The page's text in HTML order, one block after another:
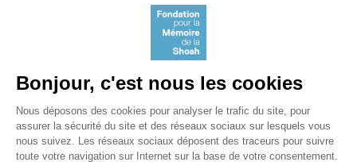
Aide aux survivants de la Shoah
Liens utiles
Mémorial de la Shoah
Le camp des Milles